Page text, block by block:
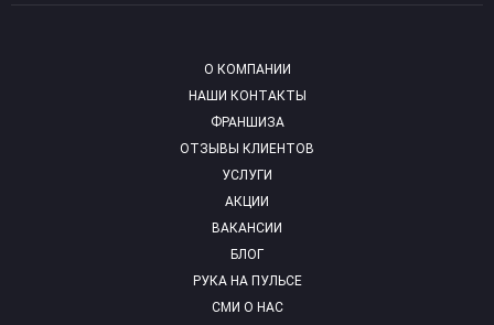
О КОМПАНИИ
НАШИ КОНТАКТЫ
ФРАНШИЗА
ОТЗЫВЫ КЛИЕНТОВ
УСЛУГИ
АКЦИИ
ВАКАНСИИ
БЛОГ
РУКА НА ПУЛЬСЕ
СМИ О НАС